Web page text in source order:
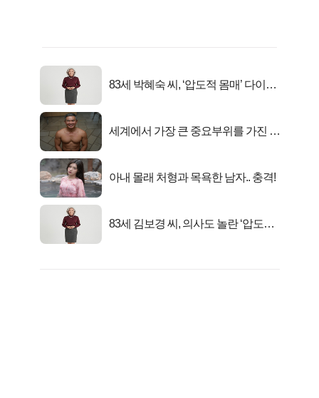
83세 박혜숙 씨, ‘압도적 몸매’ 다이어
세계에서 가장 큰 중요부위를 가진 남
아내 몰래 처형과 목욕한 남자.. 충격!
83세 김보경 씨, 의사도 놀란 ‘압도적